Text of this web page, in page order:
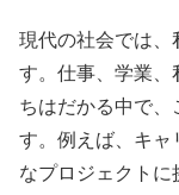
現代の社会では、
す。仕事、学業、
ちはだかる中で
す。例えば、キャ
なプロジェクトに